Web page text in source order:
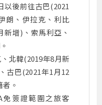
以後前往古巴(2021
朗、伊拉克、利比
新增)、索馬利亞、
北韓(2019年8月新
古巴(2021年1月12
。
免簽證範圍之旅客